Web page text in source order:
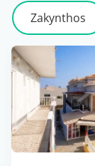
Zakynthos